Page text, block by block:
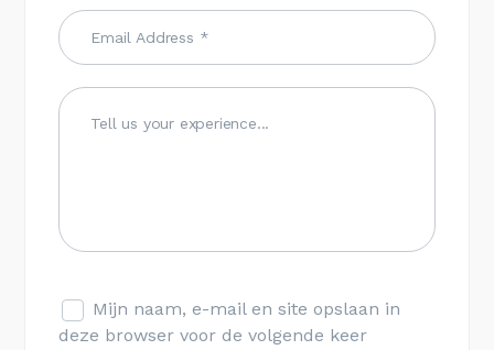
Mijn naam, e-mail en site opslaan in
deze browser voor de volgende keer